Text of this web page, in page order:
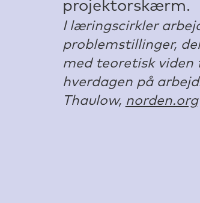
I læringscirkler
problemstillinger,
med teoretisk
hverdagen på
Thaulow, norden.org